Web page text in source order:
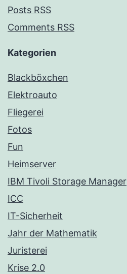
Posts RSS
Comments RSS
Kategorien
Blackböxchen
Elektroauto
Fliegerei
Fotos
Fun
Heimserver
IBM Tivoli Storage Manager
ICC
IT-Sicherheit
Jahr der Mathematik
Juristerei
Krise 2.0